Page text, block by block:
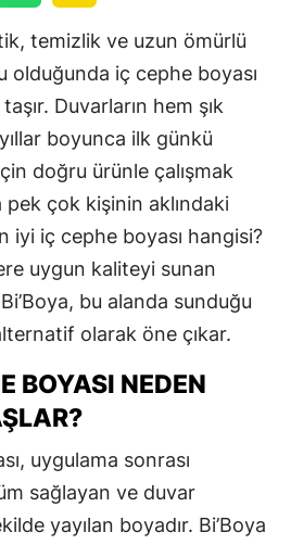
temizlik ve uzun ömürlü
olduğunda iç cephe boyası
Duvarların hem şık
boyunca ilk günkü
doğru ürünle çalışmak
çok kişinin aklındaki
iyi iç cephe boyası hangisi?
uygun kaliteyi sunan
bu alanda sunduğu
olarak öne çıkar.
BOYASI NEDEN
uygulama sonrası
sağlayan ve duvar
yayılan boyadır. Bi’Boya